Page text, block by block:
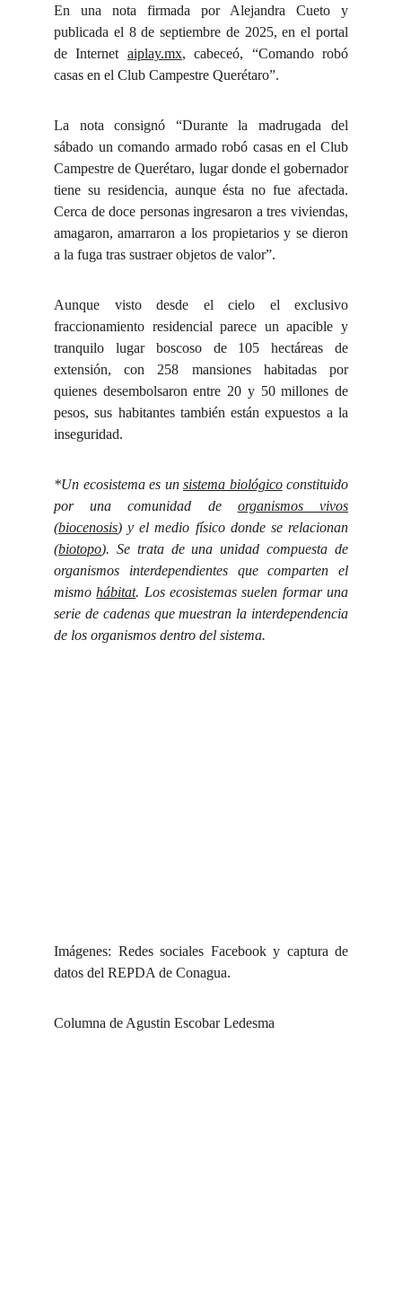
En una nota firmada por Alejandra Cueto y
publicada el 8 de septiembre de 2025, en el portal
de Internet aiplay.mx, cabeceó, “Comando robó
casas en el Club Campestre Querétaro”.
La nota consignó “Durante la madrugada del
sábado un comando armado robó casas en el Club
Campestre de Querétaro, lugar donde el gobernador
tiene su residencia, aunque ésta no fue afectada.
Cerca de doce personas ingresaron a tres viviendas,
amagaron, amarraron a los propietarios y se dieron
a la fuga tras sustraer objetos de valor”.
Aunque visto desde el cielo el exclusivo
fraccionamiento residencial parece un apacible y
tranquilo lugar boscoso de 105 hectáreas de
extensión, con 258 mansiones habitadas por
quienes desembolsaron entre 20 y 50 millones de
pesos, sus habitantes también están expuestos a la
inseguridad.
*Un ecosistema es un sistema biológicoconstituido
por una comunidad de organismos vivos
(biocenosis) y el medio físico donde se relacionan
(biotopo). Se trata de una unidad compuesta de
organismos interdependientes que comparten el
mismohábitat. Los ecosistemas suelen formar una
serie de cadenas que muestran la interdependencia
de los organismos dentro del sistema.
Imágenes: Redes sociales Facebook y captura de
datos del REPDA de Conagua.
Columna de Agustin Escobar Ledesma